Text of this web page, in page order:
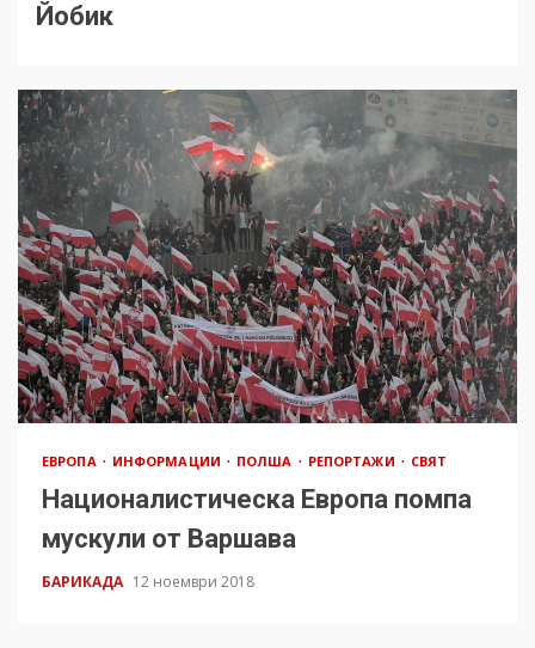
Йобик
ЕВРОПА ИНФОРМАЦИИ ПОЛША РЕПОРТАЖИ СВЯТ
Националистическа Европа помпа
мускули от Варшава
БАРИКАДА 12 ноември 2018